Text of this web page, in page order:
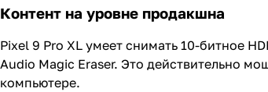
Контент на уровне продакшна
Pixel 9 Pro XL умеет снимать 10-битное
Audio Magic Eraser. Это действительно
компьютере.